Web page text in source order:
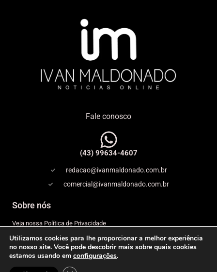
Fale conosco
(43) 99634-4607
redacao@ivanmaldonado.com.br
comercial@ivanmaldonado.com.br
Sobre nós
Veja nossa Política de Privacidade
Copyright
Expediente
Utilizamos cookies para lhe proporcionar a melhor experiência
no nosso site. Você pode descobrir mais sobre quais cookies
estamos usando em configurações.